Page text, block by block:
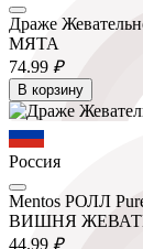
Драже
МЯТА
74.99 ₽
В корзину
Россия
Mentos РОЛЛ
ВИШНЯ
44.99 ₽